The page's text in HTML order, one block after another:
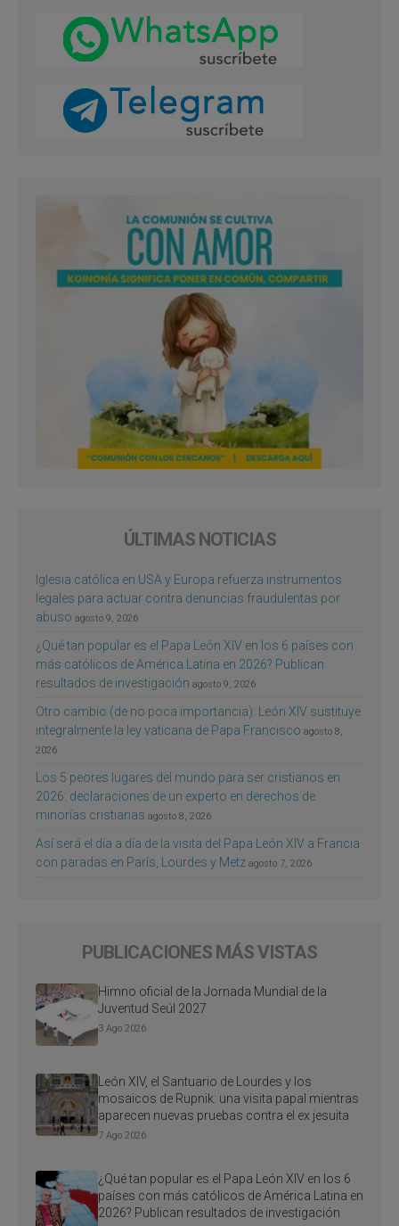
ÚLTIMAS NOTICIAS
Iglesia católica en USA y Europa refuerza instrumentos
legales para actuar contra denuncias fraudulentas por
abuso agosto 9, 2026
¿Qué tan popular es el Papa León XIV en los 6 países con
más católicos de América Latina en 2026? Publican
resultados de investigación agosto 9, 2026
Otro cambio (de no poca importancia): León XIV sustituye
integralmente la ley vaticana de Papa Francisco agosto 8,
2026
Los 5 peores lugares del mundo para ser cristianos en
2026: declaraciones de un experto en derechos de
minorías cristianas agosto 8, 2026
Así será el día a día de la visita del Papa León XIV a Francia
con paradas en París, Lourdes y Metz agosto 7, 2026
PUBLICACIONES MÁS VISTAS
Himno oficial de la Jornada Mundial de la
Juventud Seúl 2027
3 Ago 2026
León XIV, el Santuario de Lourdes y los
mosaicos de Rupnik: una visita papal mientras
aparecen nuevas pruebas contra el ex jesuita
7 Ago 2026
¿Qué tan popular es el Papa León XIV en los 6
países con más católicos de América Latina en
2026? Publican resultados de investigación